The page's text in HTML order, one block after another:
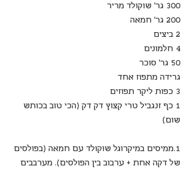
300 גר' שוקולד מריר
200 גר' חמאה
2 ביצים
4 חלמונים
50 גר' סוכר
גרידה מתפוז אחד
3 כפות ליקר תפוזים
1 כף זנגביל טרי קצוץ דק דק (הכי טוב בכותש
שום)
1.ממיסים במיקרוגל שוקולד עם חמאה (בפולסים
של דקה אחת + ערבוב בין הפולסים). מערבבים